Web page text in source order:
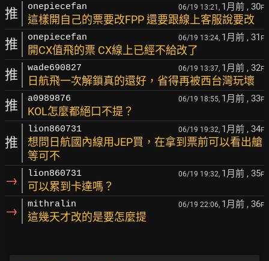
推 onepiecefan 06/19 13:21, 1月前 , 30F
這樣開自己的票要改FPP 還要跟線上客服說要改
推 onepiecefan 06/19 13:24, 1月前 , 31 F
開CX值飛的票 CX線上已經不給改了
推 wade690827 06/19 13:37, 1月前 , 32F
日航飛一次解鎖真的還好，省得再被西台灣玩壞
推 a0989876 06/19 18:55, 1月前 , 33F
KOL怎麼都絕口不提？
推
lion860731 06/19 19:32, 1月前 , 34F
想問日航國內線用JEP買，在拿到票前可以看出艙
等可不
→ lion860731 06/19 19:32, 1月前 , 35F
可以累到卡達嗎？
→ mithralin 06/19 22:06, 1月前 , 36F
這幾天才改的是要怎麼提